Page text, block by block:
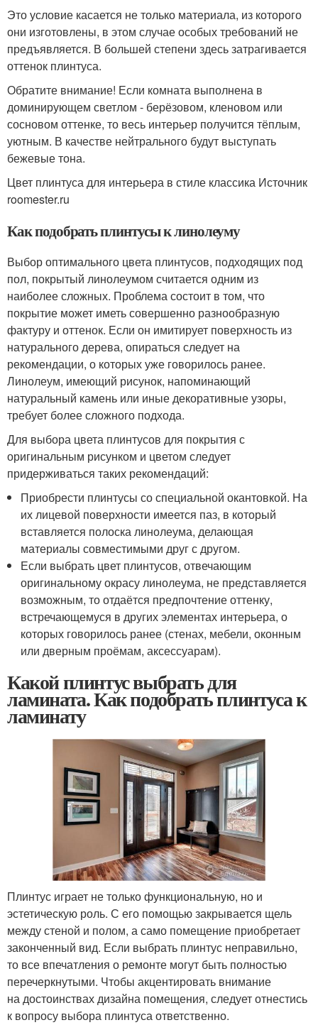
Это условие касается не только материала, из которого
они изготовлены, в этом случае особых требований не
предъявляется. В большей степени здесь затрагивается
оттенок плинтуса.
Обратите внимание! Если комната выполнена в
доминирующем светлом - берёзовом, кленовом или
сосновом оттенке, то весь интерьер получится тёплым,
уютным. В качестве нейтрального будут выступать
бежевые тона.
Цвет плинтуса для интерьера в стиле классика Источник
roomester.ru
Как подобрать плинтусы к линолеуму
Выбор оптимального цвета плинтусов, подходящих под
пол, покрытый линолеумом считается одним из
наиболее сложных. Проблема состоит в том, что
покрытие может иметь совершенно разнообразную
фактуру и оттенок. Если он имитирует поверхность из
натурального дерева, опираться следует на
рекомендации, о которых уже говорилось ранее.
Линолеум, имеющий рисунок, напоминающий
натуральный камень или иные декоративные узоры,
требует более сложного подхода.
Для выбора цвета плинтусов для покрытия с
оригинальным рисунком и цветом следует
придерживаться таких рекомендаций:
Приобрести плинтусы со специальной окантовкой. На
их лицевой поверхности имеется паз, в который
вставляется полоска линолеума, делающая
материалы совместимыми друг с другом.
Если выбрать цвет плинтусов, отвечающим
оригинальному окрасу линолеума, не представляется
возможным, то отдаётся предпочтение оттенку,
встречающемуся в других элементах интерьера, о
которых говорилось ранее (стенах, мебели, оконным
или дверным проёмам, аксессуарам).
Какой плинтус выбрать для
ламината. Как подобрать плинтуса к
ламинату
Плинтус играет не только функциональную, но и
эстетическую роль. С его помощью закрывается щель
между стеной и полом, а само помещение приобретает
законченный вид. Если выбрать плинтус неправильно,
то все впечатления о ремонте могут быть полностью
перечеркнутыми. Чтобы акцентировать внимание
на достоинствах дизайна помещения, следует отнестись
к вопросу выбора плинтуса ответственно.